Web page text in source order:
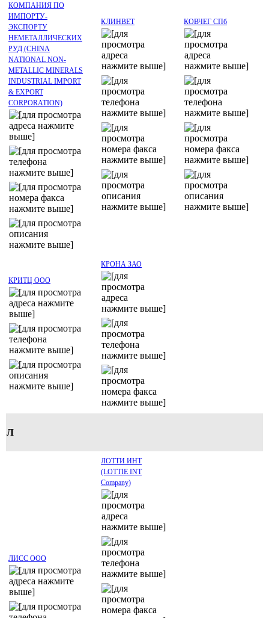
КОМПАНИЯ ПО
ИМПОРТУ-
ЭКСПОРТУ
НЕМЕТАЛЛИЧЕСКИХ
РУД (CHINA
NATIONAL NON-
METALLIC MINERALS
INDUSTRIAL IMPORT
& EXPORT
CORPORATION)
КЛИНВЕТ КОВЧЕГ СПб
КРИТЦ ООО
КРОНА ЗАО
Л
ЛИСС ООО
ЛОТТИ ИНТ
(LOTTIE INT
Company)